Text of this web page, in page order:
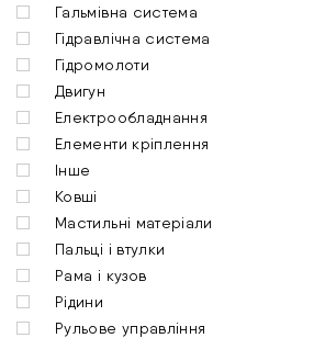
Гальмівна система
Гідравлічна система
Гідромолоти
Двигун
Електрообладнання
Елементи кріплення
Інше
Ковші
Мастильні матеріали
Пальці і втулки
Рама і кузов
Рідини
Рульове управління